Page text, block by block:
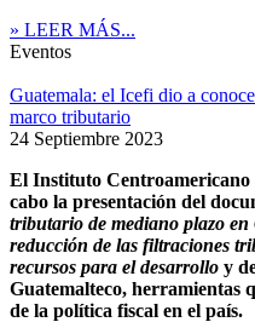
» LEER MÁS...
Eventos
Guatemala: el Icefi dio a
marco tributario
24 Septiembre 2023
El Instituto Centroamericano
cabo la presentación del
tributario de mediano plazo
reducción de las filtraciones
recursos para el desarrollo y
Guatemalteco, herramientas
de la política fiscal en el país.